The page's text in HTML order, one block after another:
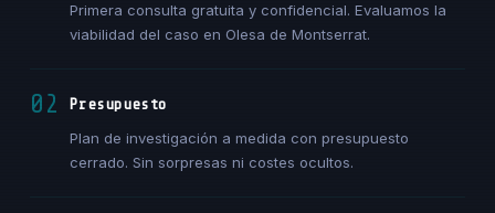
Primera consulta gratuita y confidencial. Evaluamos la
viabilidad del caso en Olesa de Montserrat.
02
Presupuesto
Plan de investigación a medida con presupuesto
cerrado. Sin sorpresas ni costes ocultos.